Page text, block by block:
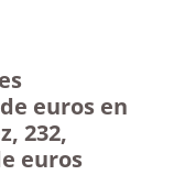
euros en
232,
euros